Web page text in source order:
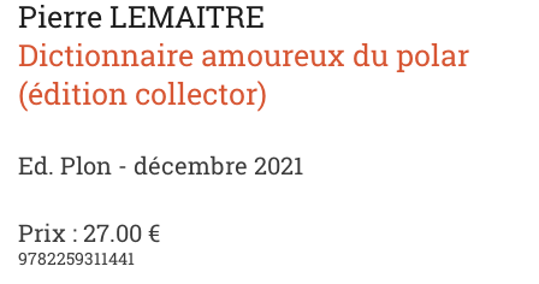
Pierre LEMAITRE
Dictionnaire amoureux du polar
(édition collector)
Ed. Plon - décembre 2021
Prix : 27.00 €
9782259311441